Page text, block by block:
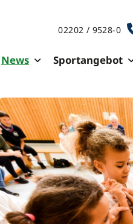
02202 / 9528-0
News Sportangebot